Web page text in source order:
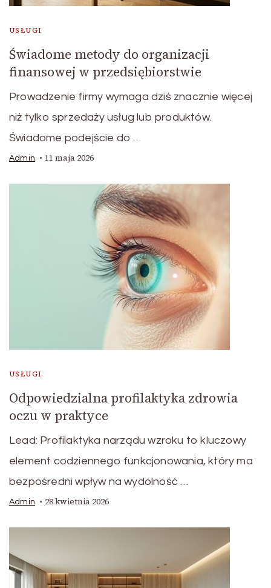
USŁUGI
Świadome metody do organizacji
finansowej w przedsiębiorstwie
Prowadzenie firmy wymaga dziś znacznie więcej
niż tylko sprzedaży usług lub produktów.
Świadome podejście do …
Admin 11 maja 2026
USŁUGI
Odpowiedzialna profilaktyka zdrowia
oczu w praktyce
Lead: Profilaktyka narządu wzroku to kluczowy
element codziennego funkcjonowania, który ma
bezpośredni wpływ na wydolność …
Admin 28 kwietnia 2026